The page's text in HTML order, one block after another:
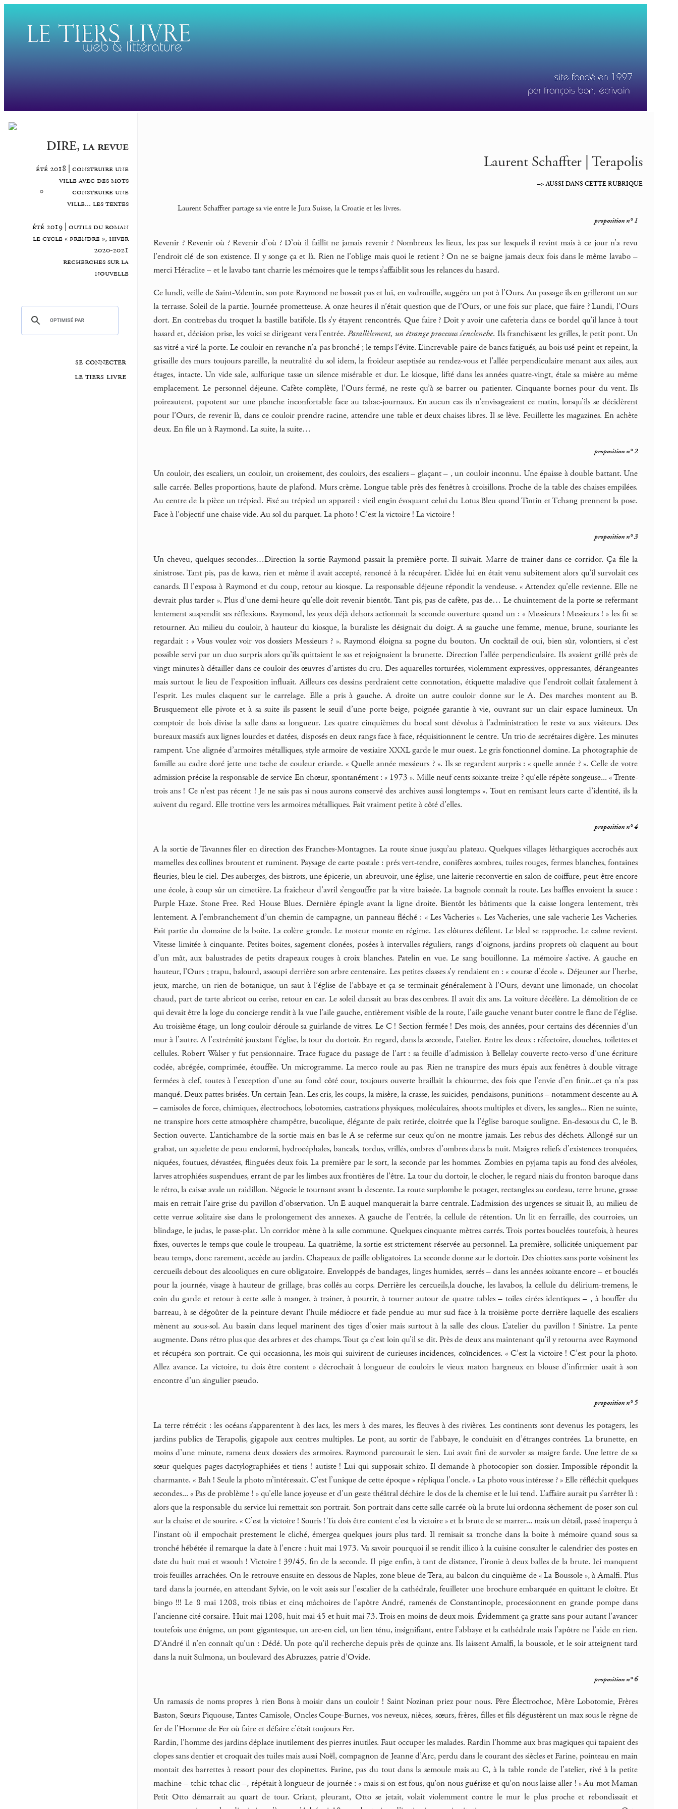
DIRE, la revue
été 2018 | construire une
ville avec des mots
construire une
ville... les textes
été 2019 | outils du roman
le cycle « prendre », hiver
2020-2021
recherches sur la
nouvelle
se connecter
le tiers livre
Laurent Schaffter | Terapolis
–> AUSSI DANS CETTE RUBRIQUE
Laurent Schaffter partage sa vie entre le Jura Suisse, la Croatie et les livres.
proposition n° 1
Revenir ? Revenir où ? Revenir d’où ? D’où il faillit ne jamais revenir ? Nombreux les lieux, les pas sur lesquels il revint mais à ce jour n’a revu
l’endroit clé de son existence. Il y songe ça et là. Rien ne l’oblige mais quoi le retient ? On ne se baigne jamais deux fois dans le même lavabo –
merci Héraclite – et le lavabo tant charrie les mémoires que le temps s’affaiblit sous les relances du hasard.
Ce lundi, veille de Saint-Valentin, son pote Raymond ne bossait pas et lui, en vadrouille, suggéra un pot à l’Ours. Au passage ils en grilleront un sur
la terrasse. Soleil de la partie. Journée prometteuse. A onze heures il n’était question que de l’Ours, or une fois sur place, que faire ? Lundi, l’Ours
dort. En contrebas du troquet la bastille batifole. Ils s’y étayent rencontrés. Que faire ? Doit y avoir une cafeteria dans ce bordel qu’il lance à tout
hasard et, décision prise, les voici se dirigeant vers l’entrée.Parallèlement, un étrange processus s’enclenche. Ils franchissent les grilles, le petit pont. Un
sas vitré a viré la porte. Le couloir en revanche n’a pas bronché ; le temps l’évite. L’increvable paire de bancs fatigués, au bois usé peint et repeint, la
grisaille des murs toujours pareille, la neutralité du sol idem, la froideur aseptisée au rendez-vous et l’allée perpendiculaire menant aux ailes, aux
étages, intacte. Un vide sale, sulfurique tasse un silence misérable et dur. Le kiosque, lifté dans les années quatre-vingt, étale sa misère au même
emplacement. Le personnel déjeune. Cafète complète, l’Ours fermé, ne reste qu’à se barrer ou patienter. Cinquante bornes pour du vent. Ils
poireautent, papotent sur une planche inconfortable face au tabac-journaux. En aucun cas ils n’envisageaient ce matin, lorsqu’ils se décidèrent
pour l’Ours, de revenir là, dans ce couloir prendre racine, attendre une table et deux chaises libres. Il se lève. Feuillette les magazines. En achète
deux. En file un à Raymond. La suite, la suite…
proposition n° 2
Un couloir, des escaliers, un couloir, un croisement, des couloirs, des escaliers – glaçant – , un couloir inconnu. Une épaisse à double battant. Une
salle carrée. Belles proportions, haute de plafond. Murs crème. Longue table près des fenêtres à croisillons. Proche de la table des chaises empilées.
Au centre de la pièce un trépied. Fixé au trépied un appareil : vieil engin évoquant celui du Lotus Bleu quand Tintin et Tchang prennent la pose.
Face à l’objectif une chaise vide. Au sol du parquet. La photo ! C’est la victoire ! La victoire !
proposition n° 3
Un cheveu, quelques secondes…Direction la sortie Raymond passait la première porte. Il suivait. Marre de trainer dans ce corridor. Ça file la
sinistrose. Tant pis, pas de kawa, rien et même il avait accepté, renoncé à la récupérer. L’idée lui en était venu subitement alors qu’il survolait ces
canards. Il l’exposa à Raymond et du coup, retour au kiosque. La responsable déjeune répondit la vendeuse. « Attendez qu’elle revienne. Elle ne
devrait plus tarder ». Plus d’une demi-heure qu’elle doit revenir bientôt. Tant pis, pas de cafète, pas de… Le chuintement de la porte se refermant
lentement suspendit ses réflexions. Raymond, les yeux déjà dehors actionnait la seconde ouverture quand un : « Messieurs ! Messieurs ! » les fit se
retourner. Au milieu du couloir, à hauteur du kiosque, la buraliste les désignait du doigt. A sa gauche une femme, menue, brune, souriante les
regardait : « Vous voulez voir vos dossiers Messieurs ? ». Raymond éloigna sa pogne du bouton. Un cocktail de oui, bien sûr, volontiers, si c’est
possible servi par un duo surpris alors qu’ils quittaient le sas et rejoignaient la brunette. Direction l’allée perpendiculaire. Ils avaient grillé près de
vingt minutes à détailler dans ce couloir des œuvres d’artistes du cru. Des aquarelles torturées, violemment expressives, oppressantes, dérangeantes
mais surtout le lieu de l’exposition influait. Ailleurs ces dessins perdraient cette connotation, étiquette maladive que l’endroit collait fatalement à
l’esprit. Les mules claquent sur le carrelage. Elle a pris à gauche. A droite un autre couloir donne sur le A. Des marches montent au B.
Brusquement elle pivote et à sa suite ils passent le seuil d’une porte beige, poignée garantie à vie, ouvrant sur un clair espace lumineux. Un
comptoir de bois divise la salle dans sa longueur. Les quatre cinquièmes du bocal sont dévolus à l’administration le reste va aux visiteurs. Des
bureaux massifs aux lignes lourdes et datées, disposés en deux rangs face à face, réquisitionnent le centre. Un trio de secrétaires digère. Les minutes
rampent. Une alignée d’armoires métalliques, style armoire de vestiaire XXXL garde le mur ouest. Le gris fonctionnel domine. La photographie de
famille au cadre doré jette une tache de couleur criarde. « Quelle année messieurs ? ». Ils se regardent surpris : « quelle année ? ». Celle de votre
admission précise la responsable de service En chœur, spontanément : « 1973 ». Mille neuf cents soixante-treize ? qu’elle répète songeuse... « Trente-
trois ans ! Ce n’est pas récent ! Je ne sais pas si nous aurons conservé des archives aussi longtemps ». Tout en remisant leurs carte d’identité, ils la
suivent du regard. Elle trottine vers les armoires métalliques. Fait vraiment petite à côté d’elles.
proposition n° 4
A la sortie de Tavannes filer en direction des Franches-Montagnes. La route sinue jusqu’au plateau. Quelques villages léthargiques accrochés aux
mamelles des collines broutent et ruminent. Paysage de carte postale : prés vert-tendre, conifères sombres, tuiles rouges, fermes blanches, fontaines
fleuries, bleu le ciel. Des auberges, des bistrots, une épicerie, un abreuvoir, une église, une laiterie reconvertie en salon de coiffure, peut-être encore
une école, à coup sûr un cimetière. La fraicheur d’avril s’engouffre par la vitre baissée. La bagnole connaît la route. Les baffles envoient la sauce :
Purple Haze. Stone Free. Red House Blues. Dernière épingle avant la ligne droite. Bientôt les bâtiments que la caisse longera lentement, très
lentement. A l’embranchement d’un chemin de campagne, un panneau fléché : « Les Vacheries ». Les Vacheries, une sale vacherie Les Vacheries.
Fait partie du domaine de la boite. La colère gronde. Le moteur monte en régime. Les clôtures défilent. Le bled se rapproche. Le calme revient.
Vitesse limitée à cinquante. Petites boites, sagement clonées, posées à intervalles réguliers, rangs d’oignons, jardins proprets où claquent au bout
d’un mât, aux balustrades de petits drapeaux rouges à croix blanches. Patelin en vue. Le sang bouillonne. La mémoire s’active. A gauche en
hauteur, l’Ours ; trapu, balourd, assoupi derrière son arbre centenaire. Les petites classes s’y rendaient en : « course d’école ». Déjeuner sur l’herbe,
jeux, marche, un rien de botanique, un saut à l’église de l’abbaye et ça se terminait généralement à l’Ours, devant une limonade, un chocolat
chaud, part de tarte abricot ou cerise, retour en car. Le soleil dansait au bras des ombres. Il avait dix ans. La voiture décélère. La démolition de ce
qui devait être la loge du concierge rendit à la vue l’aile gauche, entièrement visible de la route, l’aile gauche venant buter contre le flanc de l’église.
Au troisième étage, un long couloir déroule sa guirlande de vitres. Le C ! Section fermée ! Des mois, des années, pour certains des décennies d’un
mur à l’autre. A l’extrémité jouxtant l’église, la tour du dortoir. En regard, dans la seconde, l’atelier. Entre les deux : réfectoire, douches, toilettes et
cellules. Robert Walser y fut pensionnaire. Trace fugace du passage de l’art : sa feuille d’admission à Bellelay couverte recto-verso d’une écriture
codée, abrégée, comprimée, étouffée. Un microgramme. La merco roule au pas. Rien ne transpire des murs épais aux fenêtres à double vitrage
fermées à clef, toutes à l’exception d’une au fond côté cour, toujours ouverte braillait la chiourme, des fois que l’envie d’en finir...et ça n’a pas
manqué. Deux pattes brisées. Un certain Jean. Les cris, les coups, la misère, la crasse, les suicides, pendaisons, punitions – notamment descente au A
– camisoles de force, chimiques, électrochocs, lobotomies, castrations physiques, moléculaires, shoots multiples et divers, les sangles... Rien ne suinte,
ne transpire hors cette atmosphère champêtre, bucolique, élégante de paix retirée, cloitrée que la l’église baroque souligne. En-dessous du C, le B.
Section ouverte. L’antichambre de la sortie mais en bas le A se referme sur ceux qu’on ne montre jamais. Les rebus des déchets. Allongé sur un
grabat, un squelette de peau endormi, hydrocéphales, bancals, tordus, vrillés, ombres d’ombres dans la nuit. Maigres reliefs d’existences tronquées,
niquées, foutues, dévastées, flinguées deux fois. La première par le sort, la seconde par les hommes. Zombies en pyjama tapis au fond des alvéoles,
larves atrophiées suspendues, errant de par les limbes aux frontières de l’être. La tour du dortoir, le clocher, le regard niais du fronton baroque dans
le rétro, la caisse avale un raidillon. Négocie le tournant avant la descente. La route surplombe le potager, rectangles au cordeau, terre brune, grasse
mais en retrait l’aire grise du pavillon d’observation. Un E auquel manquerait la barre centrale. L’admission des urgences se situait là, au milieu de
cette verrue solitaire sise dans le prolongement des annexes. A gauche de l’entrée, la cellule de rétention. Un lit en ferraille, des courroies, un
blindage, le judas, le passe-plat. Un corridor mène à la salle commune. Quelques cinquante mètres carrés. Trois portes bouclées toutefois, à heures
fixes, ouvertes le temps que coule le troupeau. La quatrième, la sortie est strictement réservée au personnel. La première, sollicitée uniquement par
beau temps, donc rarement, accède au jardin. Chapeaux de paille obligatoires. La seconde donne sur le dortoir. Des chiottes sans porte voisinent les
cercueils debout des alcooliques en cure obligatoire. Enveloppés de bandages, linges humides, serrés – dans les années soixante encore – et bouclés
pour la journée, visage à hauteur de grillage, bras collés au corps. Derrière les cercueils,la douche, les lavabos, la cellule du délirium-tremens, le
coin du garde et retour à cette salle à manger, à trainer, à pourrir, à tourner autour de quatre tables – toiles cirées identiques – , à bouffer du
barreau, à se dégoûter de la peinture devant l’huile médiocre et fade pendue au mur sud face à la troisième porte derrière laquelle des escaliers
mènent au sous-sol. Au bassin dans lequel marinent des tiges d’osier mais surtout à la salle des clous. L’atelier du pavillon ! Sinistre. La pente
augmente. Dans rétro plus que des arbres et des champs. Tout ça c’est loin qu’il se dit. Près de deux ans maintenant qu’il y retourna avec Raymond
et récupéra son portrait. Ce qui occasionna, les mois qui suivirent de curieuses incidences, coïncidences. « C’est la victoire ! C’est pour la photo.
Allez avance. La victoire, tu dois être content » décrochait à longueur de couloirs le vieux maton hargneux en blouse d’infirmier usait à son
encontre d’un singulier pseudo.
proposition n° 5
La terre rétrécit : les océans s’apparentent à des lacs, les mers à des mares, les fleuves à des rivières. Les continents sont devenus les potagers, les
jardins publics de Terapolis, gigapole aux centres multiples. Le pont, au sortir de l’abbaye, le conduisit en d’étranges contrées. La brunette, en
moins d’une minute, ramena deux dossiers des armoires. Raymond parcourait le sien. Lui avait fini de survoler sa maigre farde. Une lettre de sa
sœur quelques pages dactylographiées et tiens ! autiste ! Lui qui supposait schizo. Il demande à photocopier son dossier. Impossible répondit la
charmante. « Bah ! Seule la photo m’intéressait. C’est l’unique de cette époque » répliqua l’oncle. « La photo vous intéresse ? » Elle réfléchit quelques
secondes... « Pas de problème ! » qu’elle lance joyeuse et d’un geste théâtral déchire le dos de la chemise et le lui tend. L’affaire aurait pu s’arrêter là :
alors que la responsable du service lui remettait son portrait. Son portrait dans cette salle carrée où la brute lui ordonna sèchement de poser son cul
sur la chaise et de sourire. « C’est la victoire ! Souris ! Tu dois être content c’est la victoire » et la brute de se marrer... mais un détail, passé inaperçu à
l’instant où il empochait prestement le cliché, émergea quelques jours plus tard. Il remisait sa tronche dans la boite à mémoire quand sous sa
tronché hébétée il remarque la date à l’encre : huit mai 1973. Va savoir pourquoi il se rendit illico à la cuisine consulter le calendrier des postes en
date du huit mai et waouh ! Victoire ! 39/45, fin de la seconde. Il pige enfin, à tant de distance, l’ironie à deux balles de la brute. Ici manquent
trois feuilles arrachées. On le retrouve ensuite en dessous de Naples, zone bleue de Tera, au balcon du cinquième de « La Boussole », à Amalfi. Plus
tard dans la journée, en attendant Sylvie, on le voit assis sur l’escalier de la cathédrale, feuilleter une brochure embarquée en quittant le cloître. Et
bingo !!! Le 8 mai 1208, trois tibias et cinq mâchoires de l’apôtre André, ramenés de Constantinople, processionnent en grande pompe dans
l’ancienne cité corsaire. Huit mai 1208, huit mai 45 et huit mai 73. Trois en moins de deux mois. Évidemment ça gratte sans pour autant l’avancer
toutefois une énigme, un pont gigantesque, un arc-en ciel, un lien ténu, insignifiant, entre l’abbaye et la cathédrale mais l’apôtre ne l’aide en rien.
D’André il n’en connaît qu’un : Dédé. Un pote qu’il recherche depuis près de quinze ans. Ils laissent Amalfi, la boussole, et le soir atteignent tard
dans la nuit Sulmona, un boulevard des Abruzzes, patrie d’Ovide.
proposition n° 6
Un ramassis de noms propres à rien Bons à moisir dans un couloir ! Saint Nozinan priez pour nous. Père Électrochoc, Mère Lobotomie, Frères
Baston, Sœurs Piquouse, Tantes Camisole, Oncles Coupe-Burnes, vos neveux, nièces, sœurs, frères, filles et fils dégustèrent un max sous le règne de
fer de l’Homme de Fer où faire et défaire c’était toujours Fer.
Rardin, l’homme des jardins déplace inutilement des pierres inutiles. Faut occuper les malades. Rardin l’homme aux bras magiques qui tapaient des
clopes sans dentier et croquait des tuiles mais aussi Noël, compagnon de Jeanne d’Arc, perdu dans le courant des siècles et Farine, pointeau en main
montait des barrettes à ressort pour des clopinettes. Farine, pas du tout dans la semoule mais au C, à la table ronde de l’atelier, rivé à la petite
machine – tchic-tchac clic –, répétait à longueur de journée : « mais si on est fous, qu’on nous guérisse et qu’on nous laisse aller ! » Au mot Maman
Petit Otto démarrait au quart de tour. Criant, pleurant, Otto se jetait, volait violemment contre le mur le plus proche et rebondissait et